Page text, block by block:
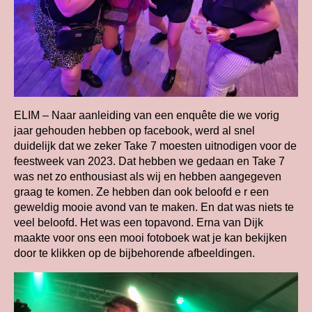
ELIM – Naar aanleiding van een enquête die we vorig
jaar gehouden hebben op facebook, werd al snel
duidelijk dat we zeker Take 7 moesten uitnodigen voor de
feestweek van 2023. Dat hebben we gedaan en Take 7
was net zo enthousiast als wij en hebben aangegeven
graag te komen. Ze hebben dan ook beloofd e r een
geweldig mooie avond van te maken. En dat was niets te
veel beloofd. Het was een topavond. Erna van Dijk
maakte voor ons een mooi fotoboek wat je kan bekijken
door te klikken op de bijbehorende afbeeldingen.